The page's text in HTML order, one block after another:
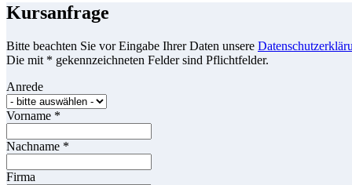
Kursanfrage
Bitte beachten Sie vor Eingabe Ihrer Daten unsere
Die mit * gekennzeichneten Felder sind Pflichtfelder.
Anrede
Vorname *
Nachname *
Firma